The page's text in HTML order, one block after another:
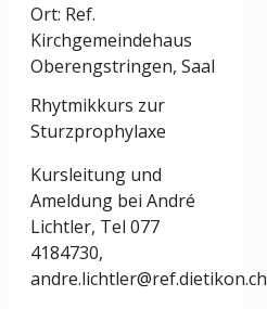
Ort: Ref.
Kirchgemeindehaus
Oberengstringen, Saal
Rhytmikkurs zur
Sturzprophylaxe
Kursleitung und
Ameldung bei André
Lichtler, Tel 077
4184730,
andre.lichtler@ref.dietikon.ch